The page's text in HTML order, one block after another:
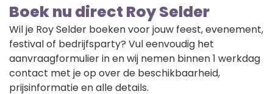
Boek nu direct Roy Selder
Wil je Roy Selder boeken voor jouw feest, evenement,
festival of bedrijfsparty? Vul eenvoudig het
aanvraagformulier in en wij nemen binnen 1 werkdag
contact met je op over de beschikbaarheid,
prijsinformatie en alle details.